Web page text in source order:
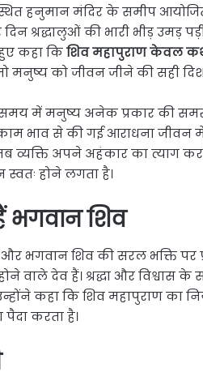
हनुमान मंदिर के समीप
श्रद्धालुओं की भारी भीड़ उमड़
कहा किशिव महापुराण केवल
मनुष्य को जीवन जीने की सही
समय में मनुष्य अनेक प्रकार की
भाव से की गई आराधना
व्यक्ति अपने अहंकार का त्याग
होने लगता है।
भगवान शिव
भगवान शिव की सरल भक्ति पर
वाले देव हैं। श्रद्धा और विश्वास के
कहा कि शिव महापुराण का
करता है।